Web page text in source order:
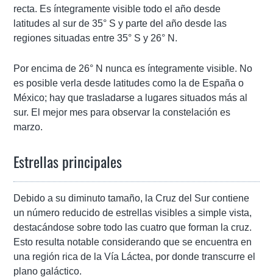
recta. Es íntegramente visible todo el año desde
latitudes al sur de 35° S y parte del año desde las
regiones situadas entre 35° S y 26° N.
Por encima de 26° N nunca es íntegramente visible. No
es posible verla desde latitudes como la de España o
México; hay que trasladarse a lugares situados más al
sur. El mejor mes para observar la constelación es
marzo.
Estrellas principales
Debido a su diminuto tamaño, la Cruz del Sur contiene
un número reducido de estrellas visibles a simple vista,
destacándose sobre todo las cuatro que forman la cruz.
Esto resulta notable considerando que se encuentra en
una región rica de la Vía Láctea, por donde transcurre el
plano galáctico.